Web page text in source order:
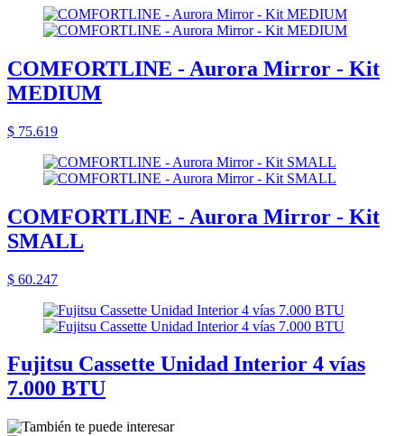
COMFORTLINE - Aurora Mirror - Kit
MEDIUM
$ 75.619
COMFORTLINE - Aurora Mirror - Kit
SMALL
$ 60.247
Fujitsu Cassette Unidad Interior 4 vías
7.000 BTU